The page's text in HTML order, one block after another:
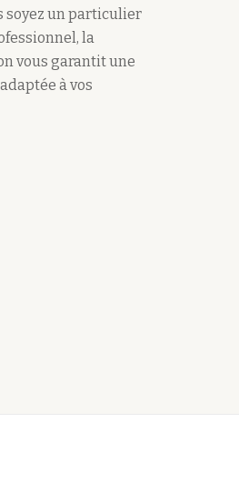
soyez un particulier
la
vous garantit une
à vos